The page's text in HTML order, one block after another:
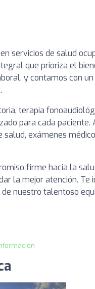
servicios de salud
que prioriza el
y contamos con un
terapia
para cada paciente.
exámenes
firme hacia la
la mejor atención. Te
nuestro talentoso